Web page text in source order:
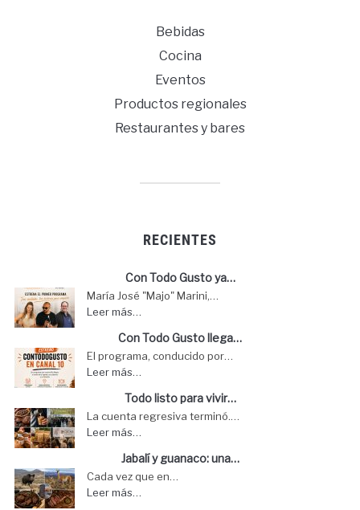
Bebidas
Cocina
Eventos
Productos regionales
Restaurantes y bares
RECIENTES
Con Todo Gusto ya…
María José "Majo" Marini,…
Leer más…
Con Todo Gusto llega…
El programa, conducido por…
Leer más…
Todo listo para vivir…
La cuenta regresiva terminó.…
Leer más…
Jabalí y guanaco: una…
Cada vez que en…
Leer más…